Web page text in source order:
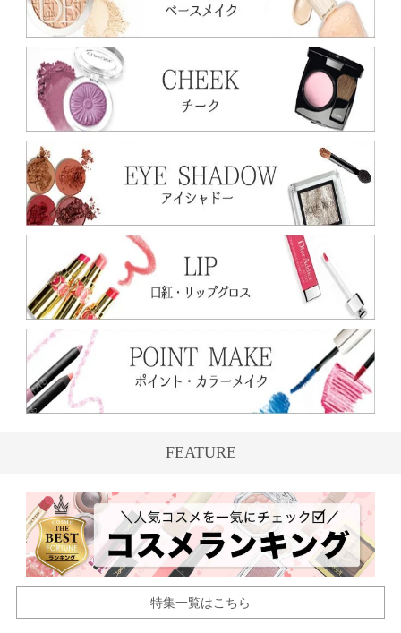
FEATURE
特集一覧はこちら